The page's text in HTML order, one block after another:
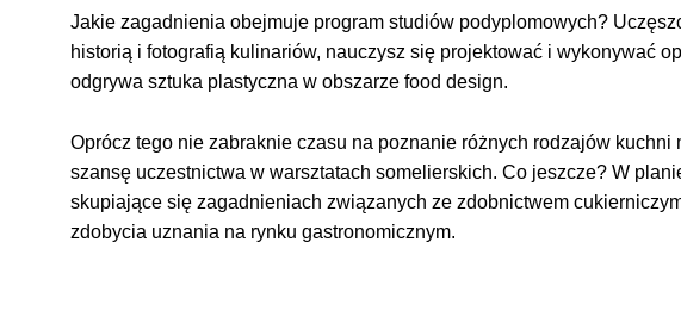
Jakie zagadnienia obejmuje program studiów podyplomowych?
historią i fotografią kulinariów, nauczysz się projektować i wykonywać
odgrywa sztuka plastyczna w obszarze food design.
Oprócz tego nie zabraknie czasu na poznanie różnych rodzajów kuchni
szansę uczestnictwa w warsztatach somelierskich. Co jeszcze? W
skupiające się zagadnieniach związanych ze zdobnictwem
zdobycia uznania na rynku gastronomicznym.